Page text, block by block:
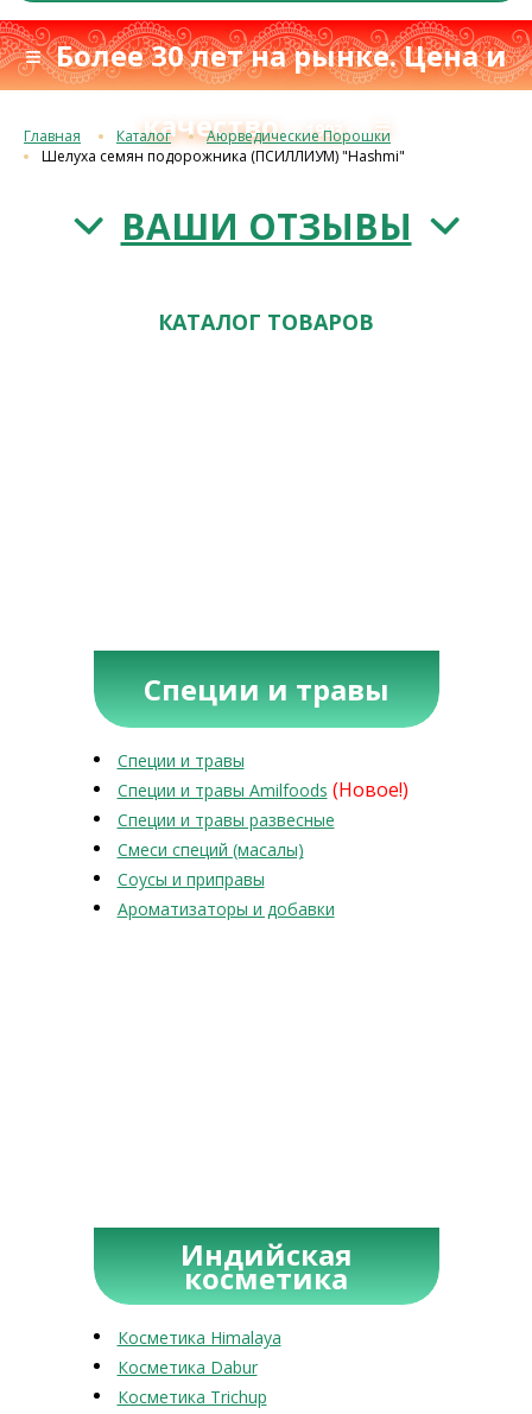
≡ Более 30 лет на рынке. Цена и
качествос 1993 г.≡
Главная Каталог
Аюрведические Порошки
Шелуха семян подорожника (ПСИЛЛИУМ) "Hashmi"
ВАШИ ОТЗЫВЫ
КАТАЛОГ ТОВАРОВ
Специи и травы
Специи и травы
Специи и травы Amilfoods (Новое!)
Специи и травы развесные
Смеси специй (масалы)
Соусы и приправы
Ароматизаторы и добавки
Индийская
косметика
Косметика Himalaya
Косметика Dabur
Косметика Trichup